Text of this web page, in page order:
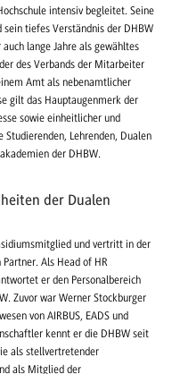
intensiv begleitet. Seine
sein tiefes Verständnis der DHBW
lange Jahre als gewähltes
des Verbands der Mitarbeiter
Amt als nebenamtlicher
gilt das Hauptaugenmerk der
sowie einheitlicher und
Lehrenden, Dualen
der DHBW.
der Dualen
und vertritt in der
Als Head of HR
er den Personalbereich
Zuvor war Werner Stockburger
von AIRBUS, EADS und
kennt er die DHBW seit
als stellvertretender
als Mitglied der